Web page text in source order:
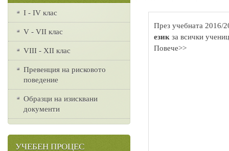
През учебната 2016/
език за всички
Повече>>
I - IV клас
V - VII клас
VІІІ - ХІІ клас
Превенция на рисковото
поведение
Образци на изисквани
документи
УЧЕБЕН ПРОЦЕС